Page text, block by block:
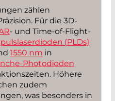
zählen
Für die 3D-
- und Time-of-Flight-
(PLDs)
1550 nm in
Photodioden
Höhere
zudem
was besonders in